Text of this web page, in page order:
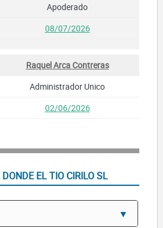
Apoderado
08/07/2026
Raquel Arca Contreras
Administrador Unico
02/06/2026
EL TIO CIRILO SL